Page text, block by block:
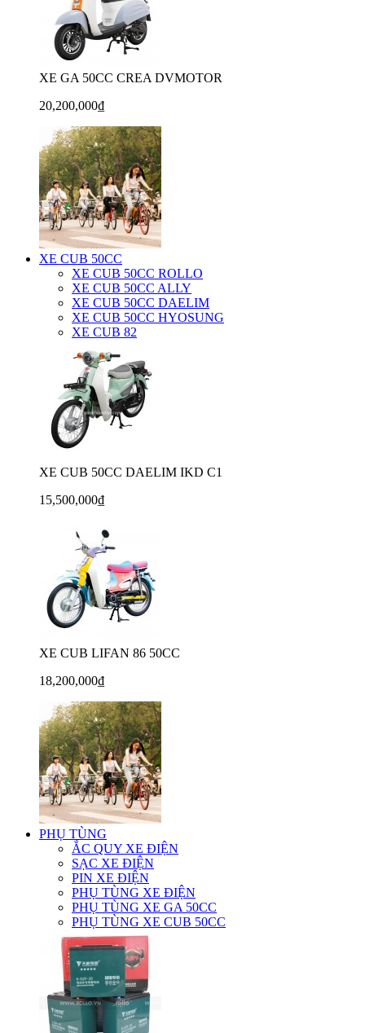
XE GA 50CC CREA DVMOTOR
20,200,000₫
XE CUB 50CC
XE CUB 50CC ROLLO
XE CUB 50CC ALLY
XE CUB 50CC DAELIM
XE CUB 50CC HYOSUNG
XE CUB 82
XE CUB 50CC DAELIM IKD C1
15,500,000₫
XE CUB LIFAN 86 50CC
18,200,000₫
PHỤ TÙNG
ẮC QUY XE ĐIỆN
SẠC XE ĐIỆN
PIN XE ĐIỆN
PHỤ TÙNG XE ĐIỆN
PHỤ TÙNG XE GA 50CC
PHỤ TÙNG XE CUB 50CC